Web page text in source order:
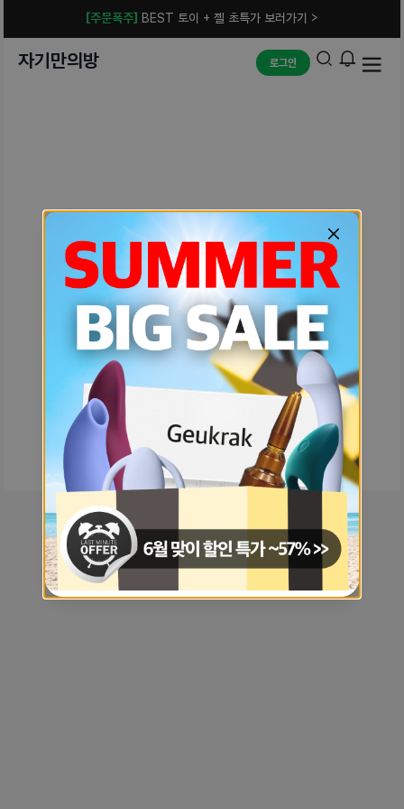
[주문폭주] BEST 토이 + 젤 초특가 보러가기 >
자기만의방 로그인
예상치 못한 에러입니다.